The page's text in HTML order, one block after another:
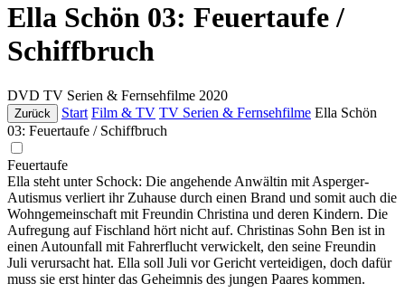
Ella Schön 03: Feuertaufe /
Schiffbruch
DVD TV Serien & Fernsehfilme 2020
Zurück Start Film & TV TV Serien & Fernsehfilme Ella Schön
03: Feuertaufe / Schiffbruch
Feuertaufe
Ella steht unter Schock: Die angehende Anwältin mit Asperger-
Autismus verliert ihr Zuhause durch einen Brand und somit auch die
Wohngemeinschaft mit Freundin Christina und deren Kindern. Die
Aufregung auf Fischland hört nicht auf. Christinas Sohn Ben ist in
einen Autounfall mit Fahrerflucht verwickelt, den seine Freundin
Juli verursacht hat. Ella soll Juli vor Gericht verteidigen, doch dafür
muss sie erst hinter das Geheimnis des jungen Paares kommen.